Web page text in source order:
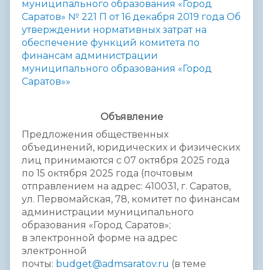
муниципального образования «Город
Саратов» № 221 П от 16 декабря 2019 года Об
утверждении нормативных затрат на
обеспечение функций комитета по
финансам администрации
муниципального образования «Город
Саратов»»
Объявление
Предложения общественных
объединений, юридических и физических
лиц принимаются с 07 октября 2025 года
по 15 октября 2025 года (почтовым
отправлением на адрес: 410031, г. Саратов,
ул. Первомайская, 78, комитет по финансам
администрации муниципального
образования «Город Саратов»;
в электронной форме на адрес
электронной
почты: budget@admsaratov.ru (в теме